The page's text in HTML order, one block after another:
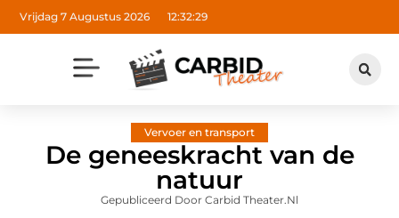
Vrijdag 7 Augustus 2026 12:32:30
Vervoer en transport
De geneeskracht van de
natuur
Gepubliceerd Door Carbid Theater.nl